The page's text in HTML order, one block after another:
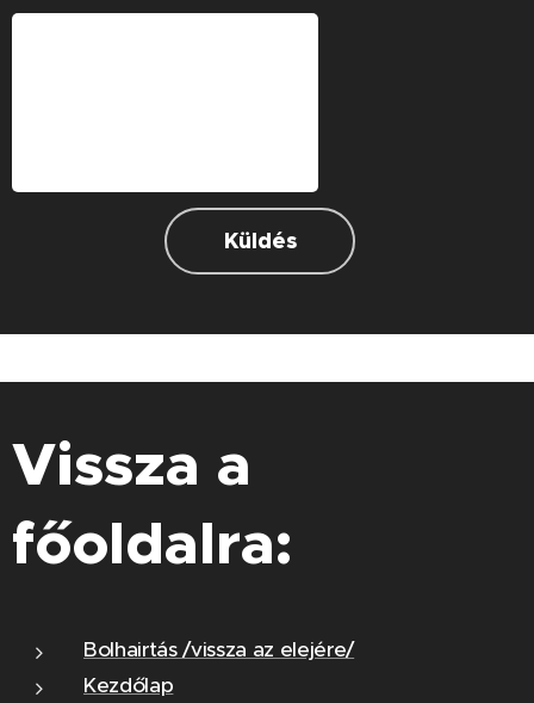
Küldés
Vissza a
főoldalra:
Bolhairtás /vissza az elejére/
Kezdőlap